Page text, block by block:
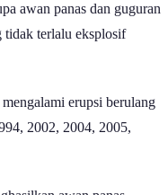
awan panas dan guguran
tidak terlalu eksplosif
erupsi berulang
2002, 2004, 2005,